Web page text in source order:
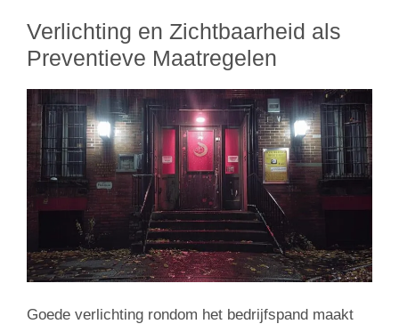
Verlichting en Zichtbaarheid als
Preventieve Maatregelen
Goede verlichting rondom het bedrijfspand maakt